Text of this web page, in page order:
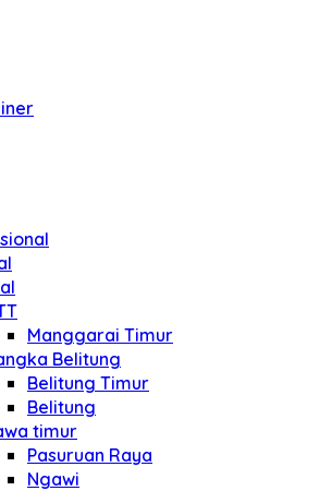
Manggarai Timur
Belitung
Belitung Timur
Belitung
timur
Pasuruan Raya
Ngawi